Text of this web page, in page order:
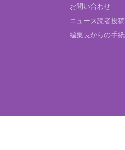
お問い合わせ
ニュース読者投稿
編集長からの手紙